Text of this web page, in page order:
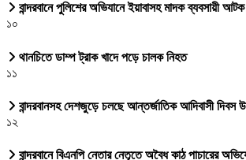
বান্দরবানে পুলিশের অভিযানে ইয়াবাসহ মাদক ব্যবসায়ী আটক
১০
থানচিতে ডাম্প ট্রাক খাদে পড়ে চালক নিহত
১১
বান্দরবানসহ দেশজুড়ে চলছে আন্তর্জাতিক আদিবাসী দিবস
১২
বান্দরবানে বিএনপি নেতার নেতৃতে অবৈধ কাঠ পাচারের